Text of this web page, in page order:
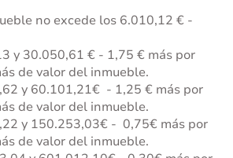
no excede los 6.010,12 € -
y 30.050,61 € - 1,75 € más por
de valor del inmueble.
y 60.101,21€ - 1,25 € más por
de valor del inmueble.
y 150.253,03€ - 0,75€ más por
de valor del inmueble.